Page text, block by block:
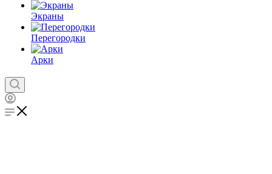
Экраны
Перегородки
Арки